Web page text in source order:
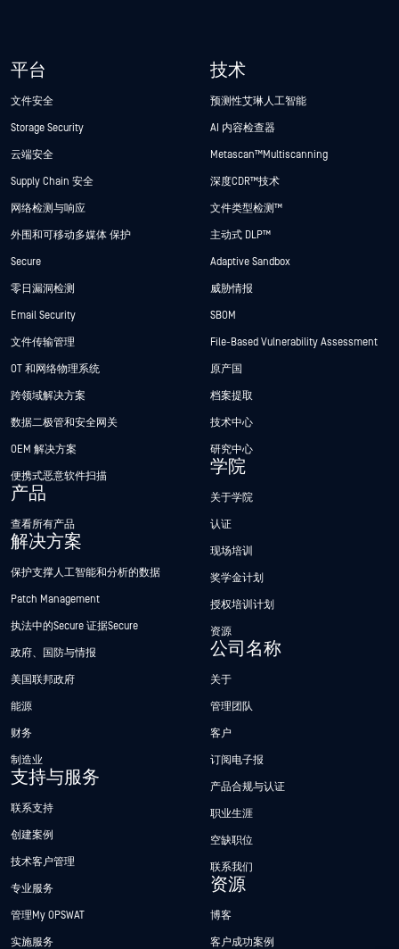
平台
文件安全
Storage Security
云端安全
Supply Chain 安全
网络检测与响应
外围和可移动多媒体 保护
Secure
零日漏洞检测
Email Security
文件传输管理
OT 和网络物理系统
跨领域解决方案
数据二极管和安全网关
OEM 解决方案
便携式恶意软件扫描
产品
查看所有产品
解决方案
保护支撑人工智能和分析的数据
Patch Management
执法中的Secure 证据Secure
政府、国防与情报
美国联邦政府
能源
财务
制造业
支持与服务
联系支持
创建案例
技术客户管理
专业服务
管理My OPSWAT
实施服务
技术
预测性艾琳人工智能
AI 内容检查器
Metascan™ Multiscanning
深度CDR™技术
文件类型检测™
主动式 DLP™
Adaptive Sandbox
威胁情报
SBOM
File-Based Vulnerability Assessment
原产国
档案提取
技术中心
研究中心
学院
关于学院
认证
现场培训
奖学金计划
授权培训计划
资源
公司名称
关于
管理团队
客户
订阅电子报
产品合规与认证
职业生涯
空缺职位
联系我们
资源
博客
客户成功案例